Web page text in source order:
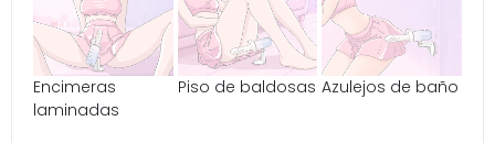
Encimeras
laminadas
Piso de baldosas Azulejos de baño